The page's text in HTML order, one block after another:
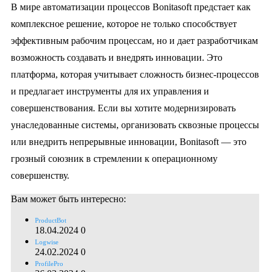
В мире автоматизации процессов Bonitasoft предстает как
комплексное решение, которое не только способствует
эффективным рабочим процессам, но и дает разработчикам
возможность создавать и внедрять инновации. Это
платформа, которая учитывает сложность бизнес-процессов
и предлагает инструменты для их управления и
совершенствования. Если вы хотите модернизировать
унаследованные системы, организовать сквозные процессы
или внедрить непрерывные инновации, Bonitasoft — это
грозный союзник в стремлении к операционному
совершенству.
Вам может быть интересно:
ProductBot
18.04.2024 0
Logwise
24.02.2024 0
ProfilePro